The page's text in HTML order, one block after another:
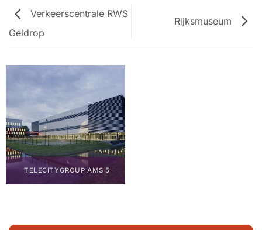
Verkeerscentrale RWS
Geldrop
Rijksmuseum
TELECITYGROUP AMS 5